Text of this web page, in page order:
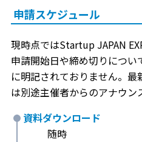
申請スケジュール
現時点ではStartup JAPAN
申請開始日や締め切りにつ
に明記されておりません。最
は別途主催者からのアナウン
資料ダウンロード
随時